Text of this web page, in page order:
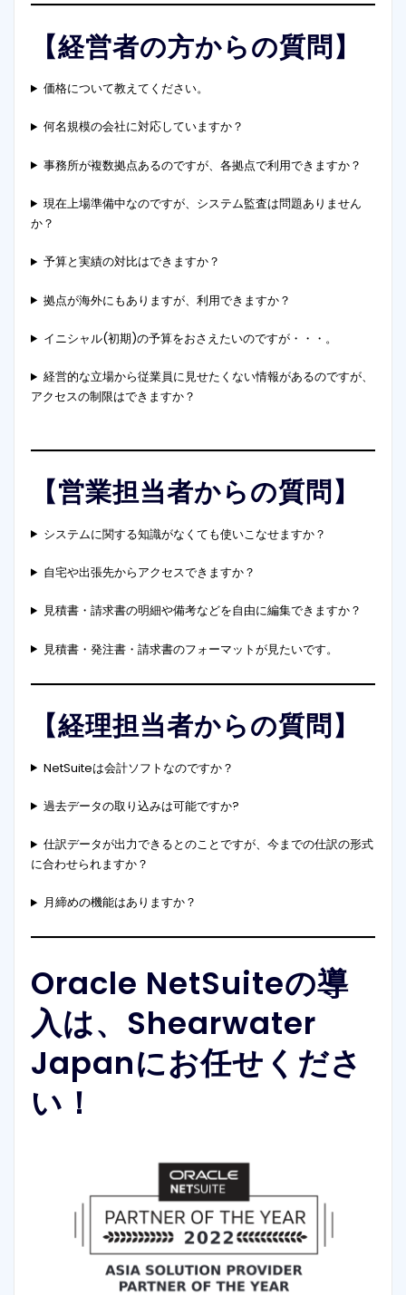
【経営者の方からの質問】
価格について教えてください。
何名規模の会社に対応していますか？
事務所が複数拠点あるのですが、各拠点で利用できますか？
現在上場準備中なのですが、システム監査は問題ありません
か？
予算と実績の対比はできますか？
拠点が海外にもありますが、利用できますか？
イニシャル(初期)の予算をおさえたいのですが・・・。
経営的な立場から従業員に見せたくない情報があるのですが、
アクセスの制限はできますか？
【営業担当者からの質問】
システムに関する知識がなくても使いこなせますか？
自宅や出張先からアクセスできますか？
見積書・請求書の明細や備考などを自由に編集できますか？
見積書・発注書・請求書のフォーマットが見たいです。
【経理担当者からの質問】
NetSuiteは会計ソフトなのですか？
過去データの取り込みは可能ですか?
仕訳データが出力できるとのことですが、今までの仕訳の形式
に合わせられますか？
月締めの機能はありますか？
Oracle NetSuiteの導
入は、Shearwater
Japanにお任せくださ
い！